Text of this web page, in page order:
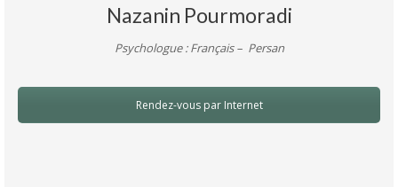
Nazanin Pourmoradi
Psychologue : Français – Persan
Rendez-vous par Internet